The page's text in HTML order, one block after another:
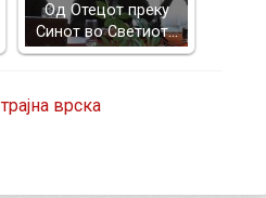
Од Отецот преку
Синот во Светиот…
трајна врска